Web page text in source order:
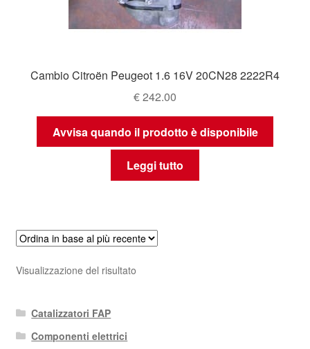
Cambio Citroën Peugeot 1.6 16V 20CN28 2222R4
€242.00
Avvisa quando il prodotto è disponibile
Leggi tutto
Visualizzazione del risultato
Catalizzatori FAP
Componenti elettrici